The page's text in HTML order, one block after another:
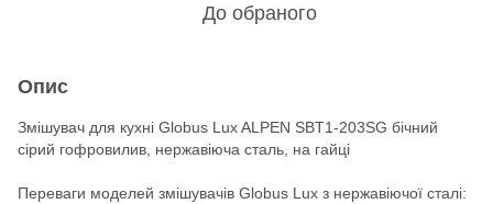
До обраного
Опис
Змішувач для кухні Globus Lux ALPEN SBT1-203SG бічний
сірий гофровилив, нержавіюча сталь, на гайці
Переваги моделей змішувачів Globus Lux з нержавіючої сталі: